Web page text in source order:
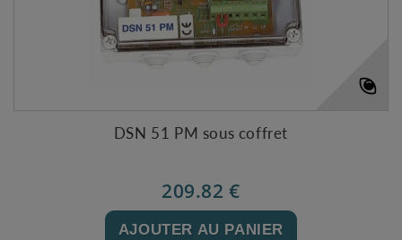
DSN 51 PM sous coffret
209.82 €
AJOUTER AU PANIER